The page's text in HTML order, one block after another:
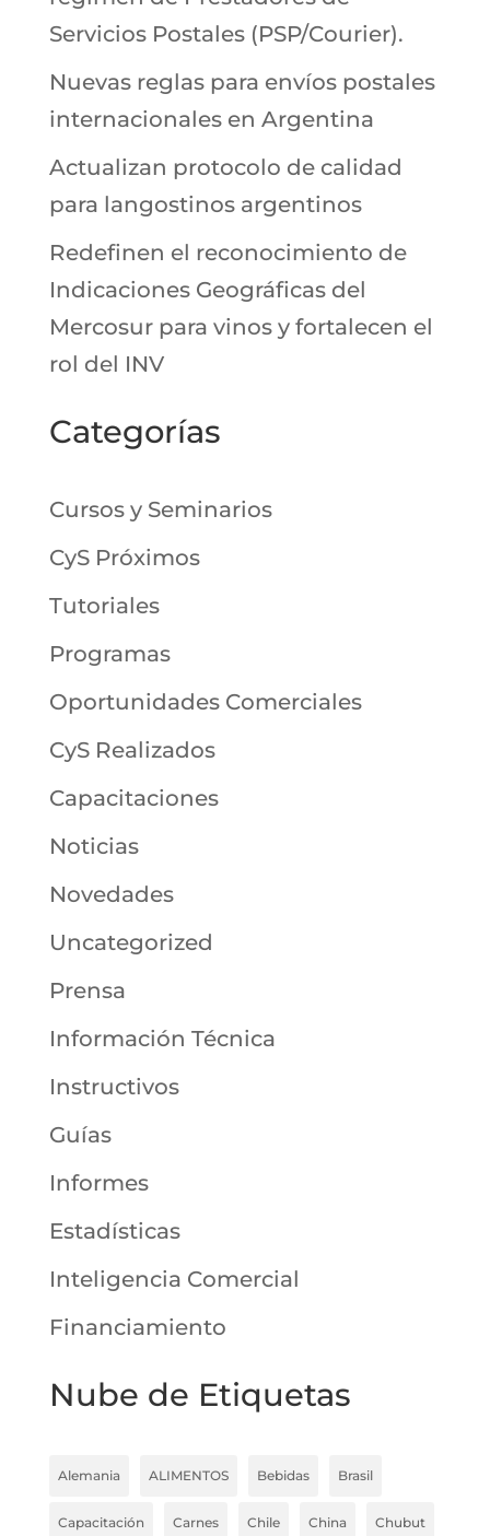
Servicios Postales (PSP/Courier).
Nuevas reglas para envíos postales
internacionales en Argentina
Actualizan protocolo de calidad
para langostinos argentinos
Redefinen el reconocimiento de
Indicaciones Geográficas del
Mercosur para vinos y fortalecen el
rol del INV
Categorías
Cursos y Seminarios
CyS Próximos
Tutoriales
Programas
Oportunidades Comerciales
CyS Realizados
Capacitaciones
Noticias
Novedades
Uncategorized
Prensa
Información Técnica
Instructivos
Guías
Informes
Estadísticas
Inteligencia Comercial
Financiamiento
Nube de Etiquetas
Alemania ALIMENTOS Bebidas Brasil
Capacitación Carnes Chile China Chubut